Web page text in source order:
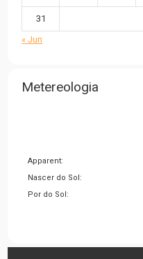
31
« Jun
Metereologia
Apparent:
Nascer do Sol:
Por do Sol: